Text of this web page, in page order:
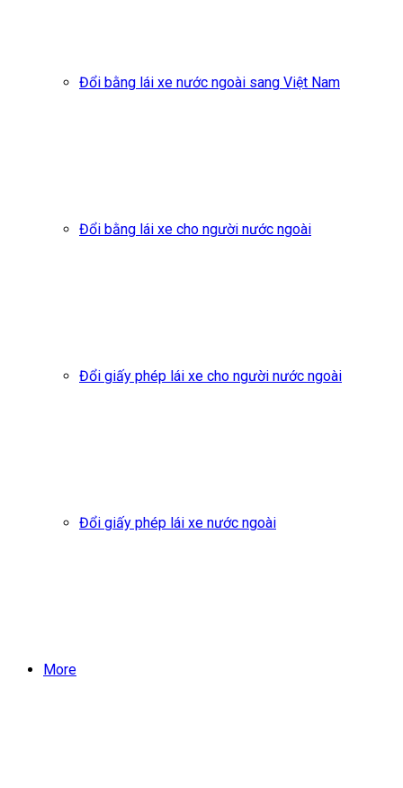
Đổi bằng lái xe nước ngoài sang Việt Nam
Đổi bằng lái xe cho người nước ngoài
Đổi giấy phép lái xe cho người nước ngoài
Đổi giấy phép lái xe nước ngoài
More